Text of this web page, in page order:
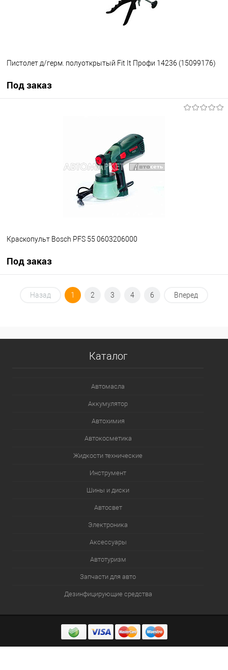
Пистолет д/герм. полуоткрытый Fit It Профи 14236 (15099176)
Под заказ
Под заказ
Краскопульт Bosch PFS 55 0603206000
Под заказ
Под заказ
Назад 1 2 3 4 6 Вперед
Каталог
Автомасла
Аккумулятор
Автохимия
Автокосметика
Жидкости технические
Инструмент
Шины и диски
Автосвет
Электроника
Аксессуары
Автотуризм
Запчасти для авто
Дезинфицирующие средства